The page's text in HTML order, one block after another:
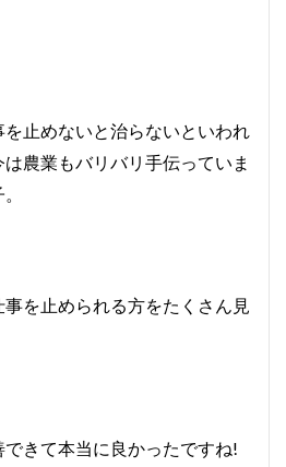
止めないと治らないといわれ
農業もバリバリ手伝っていま
を止められる方をたくさん見
きて本当に良かったですね!